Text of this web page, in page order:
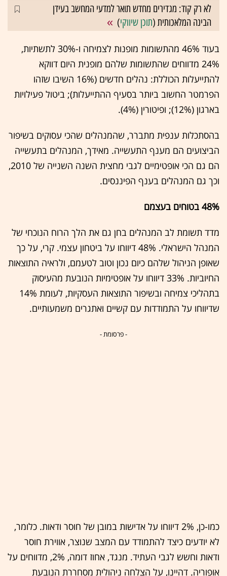
לא רק קוד: מגדירים מחדש תואר למדעי המחשב בעידן
הבינה המלאכותית (תוכן שיווקי)
בעוד 46% מהתשומות מופנות לצמיחה ו-30% לתשתיות,
24% מדווחים שהתשומות שלהם מופנית היום דווקא
להתייעלות הכוללת: נהלים חדשים (16% השיבו שזהו
הפרמטר החשוב ביותר בסעיף ההתייעלות); ביטול פעילויות
בארגון (12%); ופיטורין (4%).
בהסתכלות ענפית מתברר, שהמנהלים שהכי עסוקים בשיפור
הביצועים הם מענף התעשייה. מאידך, המנהלים בתעשייה
הם גם הכי אופטימיים לגבי מחצית השנה השנייה של 2010,
וכך גם המנהלים בענף הפיננסים.
48% בטוחים בעצמם
מדד תשומת לב המנהלים בחן גם את הלך הרוח הנוכחי של
המנהל הישראלי. 48% דיווחו על ביטחון עצמי. קרי, על כך
שאופן הניהול שלהם כיום נכון וטוב לטעמם, ולראיה התוצאות
החיוביות. 33% דיווחו על אופטימיות הנובעת מהעיסוק
בתהליכי צמיחה ובשיפור התוצאות העסקיות, לעומת 14%
שדיווחו על התמודדות עם קשיים ואתגרים משמעותיים.
- פרסומת -
כמו-כן, 2% דיווחו על אדישות במובן של חוסר ודאות. כלומר,
לא יודעים כיצד להתמודד עם המצב שנוצר, אווירת חוסר
ודאות וחשש לגבי העתיד. מנגד, אחוז דומה, 2%, מדווחים על
אופוריה. דהיינו, על הצלחה ניהולית מסחררת הנובעת